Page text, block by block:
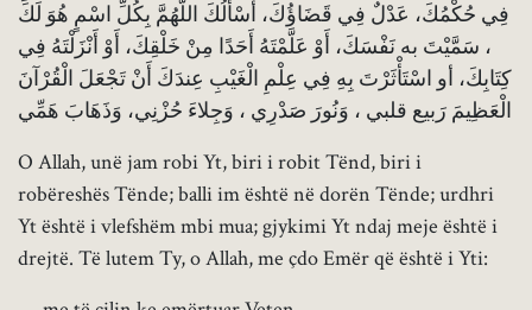
فِي حُكْمُكَ، عَدْلٌ فِي قَضَاؤُكَ، أَسْأَلُكَ اللَّهُمَّ بِكُلِّ اسْمٍ هُوَ لَكَ
، سَمَّيْتَ به نَفْسَكَ، أَوْ عَلَّمْتَهُ أَحَدًا مِنْ خَلْقِكَ، أَوْ أَنْزَلْتَهُ فِي
كِتَابِكَ، أو اسْتَأْثَرْتَ بِهِ فِي عِلْمِ الْغَيْبِ عِندَكَ أَنْ تَجْعَلَ الْقُرْآنَ
الْعَظِيمَ رَبيع قلبي ، وَنُورَ صَدْرِي ، وَجِلاءَ حُزْنِي، وَذَهَابَ هَمِّي
O Allah, unë jam robi Yt, biri i robit Tënd, biri i
robëreshës Tënde; balli im është në dorën Tënde; urdhri
Yt është i vlefshëm mbi mua; gjykimi Yt ndaj meje është i
drejtë. Të lutem Ty, o Allah, me çdo Emër që është i Yti: